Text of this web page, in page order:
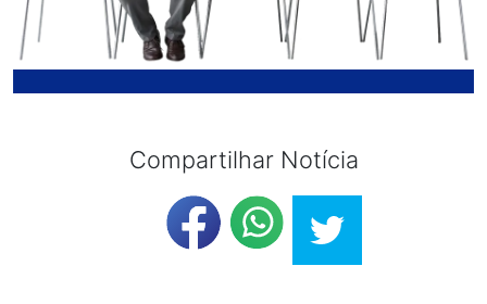
Compartilhar Notícia